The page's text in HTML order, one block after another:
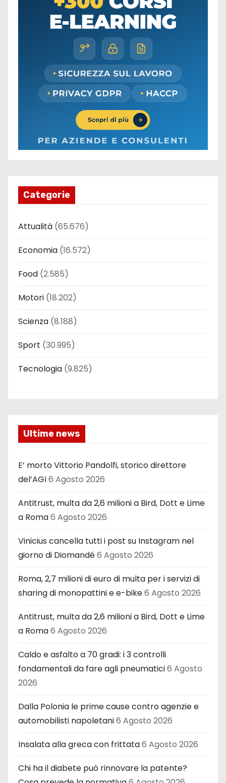
Categorie
Attualità (65.676)
Economia (16.572)
Food (2.585)
Motori (18.202)
Scienza (8.188)
Sport (30.995)
Tecnologia (9.825)
Ultime news
E’ morto Vittorio Pandolfi, storico direttore
del’AGI6 Agosto 2026
Antitrust, multa da 2,6 milioni a Bird, Dott e Lime
a Roma6 Agosto 2026
Vinicius cancella tutti i post su Instagram nel
giorno di Diomandé6 Agosto 2026
Roma, 2,7 milioni di euro di multa per i servizi di
sharing di monopattini e e-bike6 Agosto 2026
Antitrust, multa da 2,6 milioni a Bird, Dott e Lime
a Roma6 Agosto 2026
Caldo e asfalto a 70 gradi: i 3 controlli
fondamentali da fare agli pneumatici6 Agosto
2026
Dalla Polonia le prime cause contro agenzie e
automobilisti napoletani6 Agosto 2026
Insalata alla greca con frittata6 Agosto 2026
Chi ha il diabete può rinnovare la patente?